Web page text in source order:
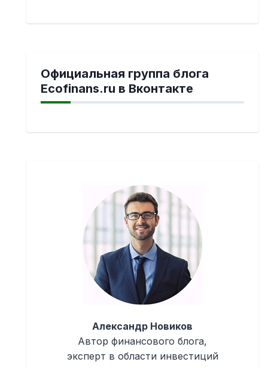
Официальная группа блога
Ecofinans.ru в Вконтакте
Александр Новиков
Автор финансового блога,
эксперт в области инвестиций